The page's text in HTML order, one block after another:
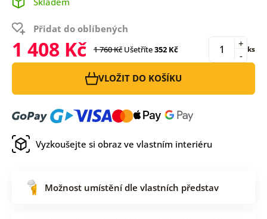
Přidat do oblíbených
1 408 Kč 1 760 Kč Ušetříte352 Kč -
+ ks
VLOŽIT DO KOŠÍKU
Vyzkoušejte si obraz ve vlastním interiéru
Možnost umístění dle vlastních představ